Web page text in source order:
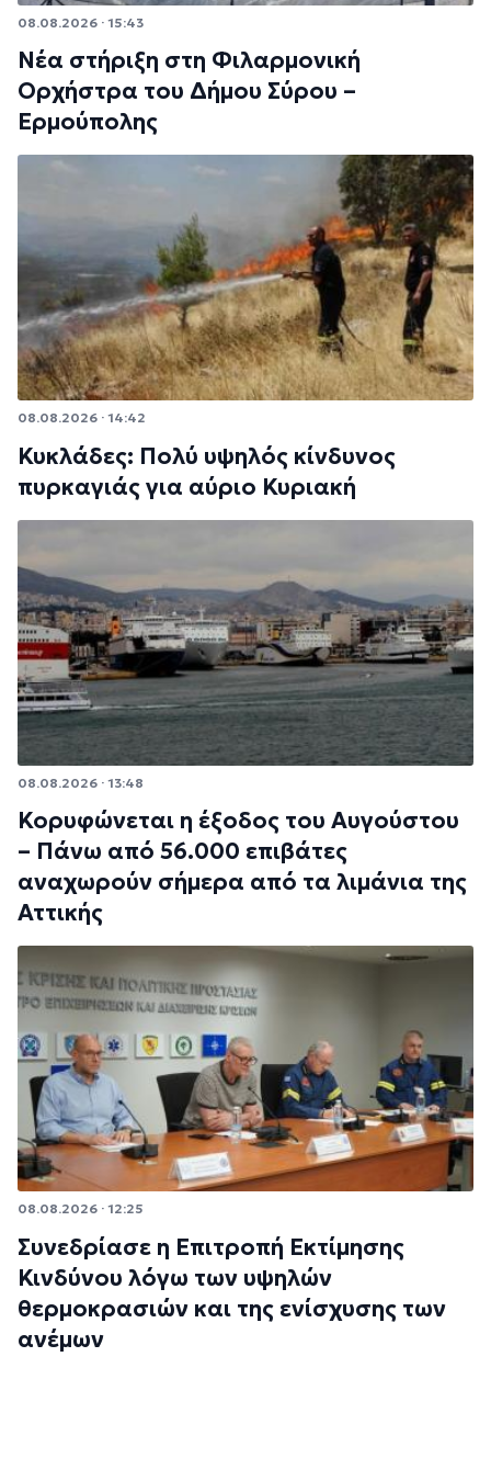
08.08.2026 · 15:43
Νέα στήριξη στη Φιλαρμονική
Ορχήστρα του Δήμου Σύρου –
Ερμούπολης
08.08.2026 · 14:42
Κυκλάδες: Πολύ υψηλός κίνδυνος
πυρκαγιάς για αύριο Κυριακή
08.08.2026 · 13:48
Κορυφώνεται η έξοδος του Αυγούστου
– Πάνω από 56.000 επιβάτες
αναχωρούν σήμερα από τα λιμάνια της
Αττικής
08.08.2026 · 12:25
Συνεδρίασε η Επιτροπή Εκτίμησης
Κινδύνου λόγω των υψηλών
θερμοκρασιών και της ενίσχυσης των
ανέμων